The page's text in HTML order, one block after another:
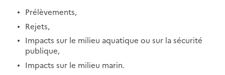
Prélèvements,
Rejets,
Impacts sur le milieu aquatique ou sur la sécurité
publique,
Impacts sur le milieu marin.